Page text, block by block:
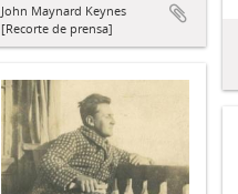
John Maynard Keynes
[Recorte de prensa]